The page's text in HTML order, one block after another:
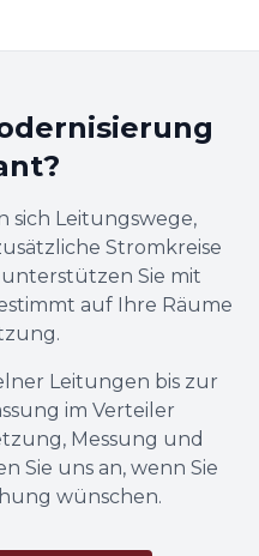
sich Leitungswege,
Stromkreise
Sie mit
auf Ihre Räume
Leitungen bis zur
im Verteiler
Messung und
Sie uns an, wenn Sie
wünschen.